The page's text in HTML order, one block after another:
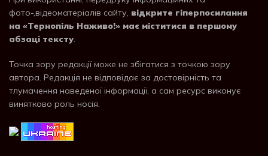
фото-,відеоматеріалів сайту, відкрите гіперпосилання
на «Тернопіль Наживо!» має міститися в першому
абзаці тексту.
Точка зору редакції може не збігатися з точкою зору
автора. Редакція не відповідає за достовірність та
тлумачення наведеної інформації, а сам ресурс виконує
винятково роль носія.